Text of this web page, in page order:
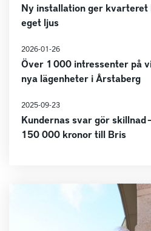
Ny installation ger
eget ljus
2026-01-26
Över 1 000 intressenter på
nya lägenheter i Årstaberg
2025-09-23
Kundernas svar gör skillnad
150 000 kronor till Bris